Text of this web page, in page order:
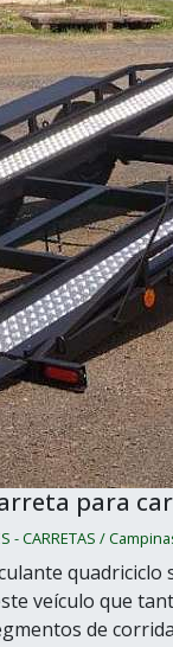
para
- CARRETAS /
quadriciclo
veículo que
de